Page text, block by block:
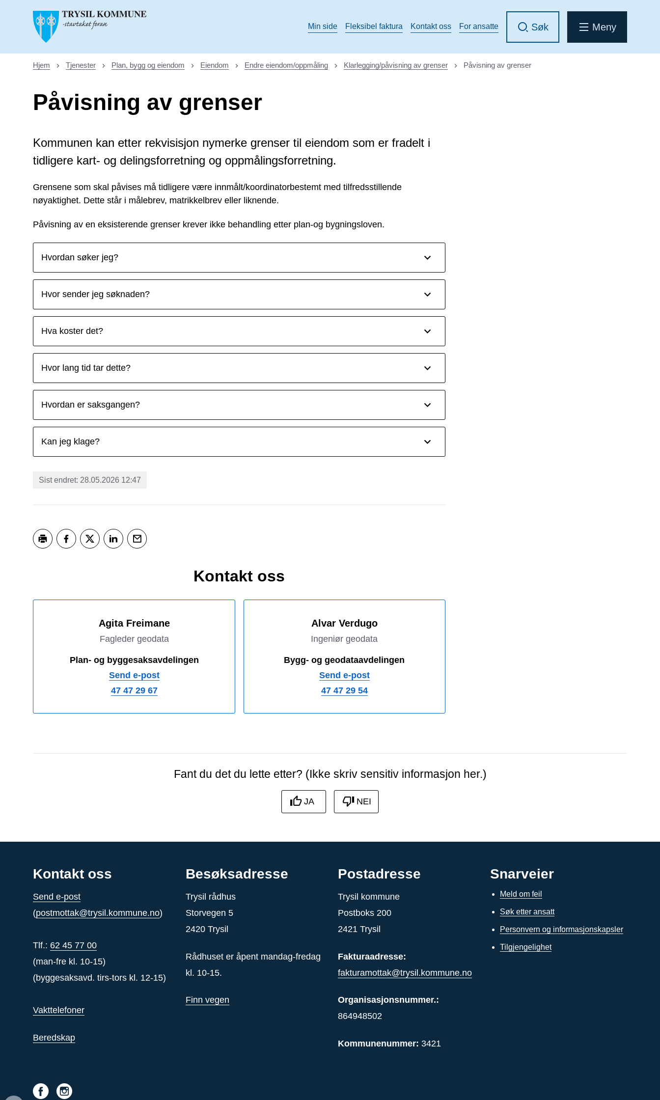
Trysil kommune
Min side
Fleksibel faktura Kontakt oss For ansatte Søk Meny
Du er her:
Hjem Tjenester Plan, bygg og eiendom Eiendom Endre eiendom/oppmåling Klarlegging/påvisning av grenser Påvisning av grenser
Påvisning av grenser
Kommunen kan etter rekvisisjon nymerke grenser til eiendom som er fradelt i
tidligere kart- og delingsforretning og oppmålingsforretning.
Grensene som skal påvises må tidligere være innmålt/koordinatorbestemt med tilfredsstillende
nøyaktighet. Dette står i målebrev, matrikkelbrev eller liknende.
Påvisning av en eksisterende grenser krever ikke behandling etter plan-og bygningsloven.
Hvordan søker jeg?
Hvor sender jeg søknaden?
Hva koster det?
Hvor lang tid tar dette?
Hvordan er saksgangen?
Kan jeg klage?
Sist endret 28.05.2026 12:47
Kontakt oss
Agita Freimane
Fagleder geodata
Plan- og byggesaksavdelingen
Send e-post
47 47 29 67
Alvar Verdugo
Ingeniør geodata
Bygg- og geodataavdelingen
Send e-post
47 47 29 54
Fant du det du lette etter? (Ikke skriv sensitiv informasjon her.)
JA NEI
Kontakt oss
Send e-post
(postmottak@trysil.kommune.no)
Tlf.: 62 45 77 00
(man-fre kl. 10-15)
(byggesaksavd. tirs-tors kl. 12-15)
Vakttelefoner
Beredskap
Besøksadresse
Trysil rådhus
Storvegen 5
2420 Trysil
Rådhuset er åpent mandag-fredag
kl. 10-15.
Finn vegen
Postadresse
Trysil kommune
Postboks 200
2421 Trysil
Fakturaadresse:
fakturamottak@trysil.kommune.no
Organisasjonsnummer.:
864948502
Kommunenummer: 3421
Snarveier
Meld om feil
Søk etter ansatt
Personvern og informasjonskapsler
Tilgjengelighet